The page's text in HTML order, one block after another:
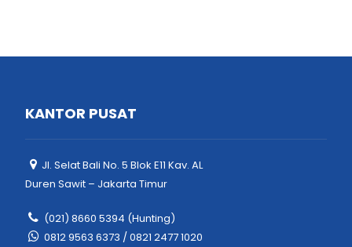
KANTOR PUSAT
Jl. Selat Bali No. 5 Blok E11 Kav. AL
Duren Sawit – Jakarta Timur
(021) 8660 5394 (Hunting)
0812 9563 6373 / 0821 2477 1020